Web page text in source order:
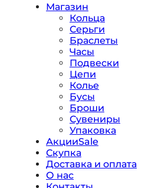
Магазин
Кольца
Серьги
Браслеты
Часы
Подвески
Цепи
Колье
Бусы
Броши
Сувениры
Упаковка
АкцииSale
Скупка
Доставка и оплата
О нас